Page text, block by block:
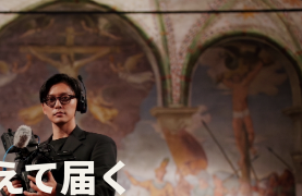
て届く